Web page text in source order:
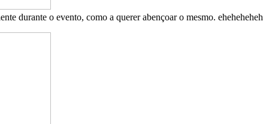
durante o evento, como a querer abençoar o mesmo. eheheheheh